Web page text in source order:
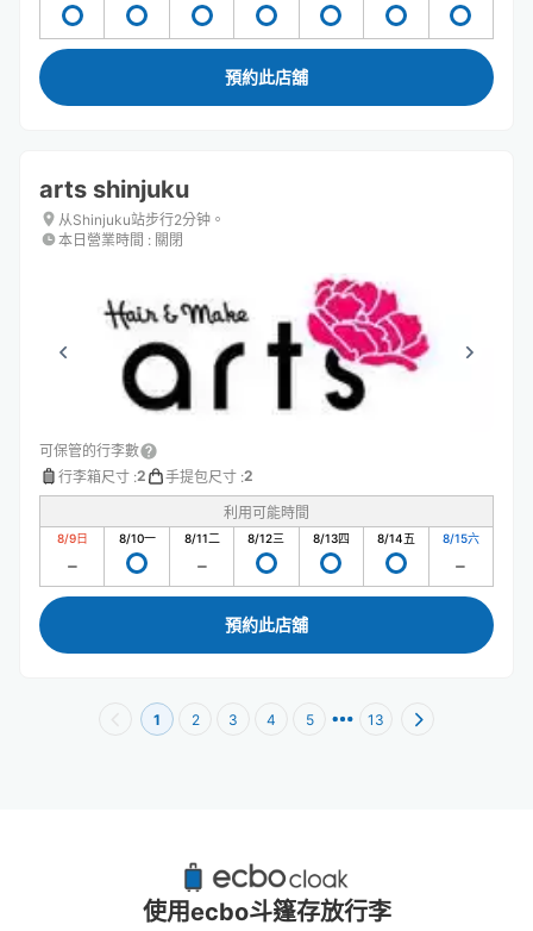
預約此店舖
arts shinjuku
从Shinjuku站步行2分钟。
本日營業時間 : 關閉
可保管的行李數
行李箱尺寸 :2 手提包尺寸 :2
利用可能時間
8/9日 8/10一 8/11二 8/12三 8/13四 8/14五 8/15六
預約此店舖
1 2 3 4 5 13
初台站附近推薦的寄物櫃
2個投幣式置物櫃
使用ecbo斗篷存放行李